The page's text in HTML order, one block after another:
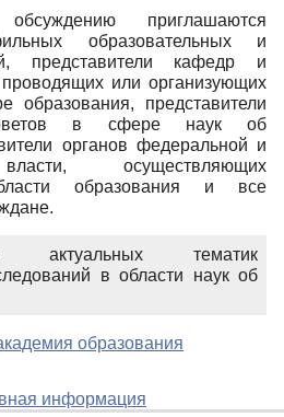
приглашаются
образовательных и
представители кафедр и
проводящих или организующих
образования, представители
в сфере наук об
органов федеральной и
осуществляющих
образования и все
актуальных тематик
в области наук об
образования
информация